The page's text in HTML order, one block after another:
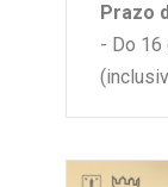
Prazo
- Do